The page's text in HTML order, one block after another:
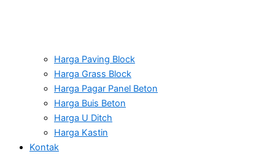
Harga Paving Block
Harga Grass Block
Harga Pagar Panel Beton
Harga Buis Beton
Harga U Ditch
Harga Kastin
Kontak